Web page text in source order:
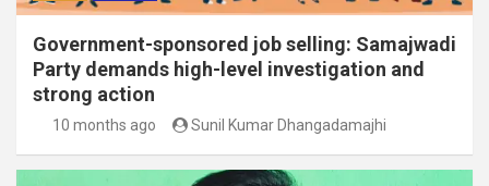
Government-sponsored job selling: Samajwadi
Party demands high-level investigation and
strong action
10 months ago Sunil Kumar Dhangadamajhi